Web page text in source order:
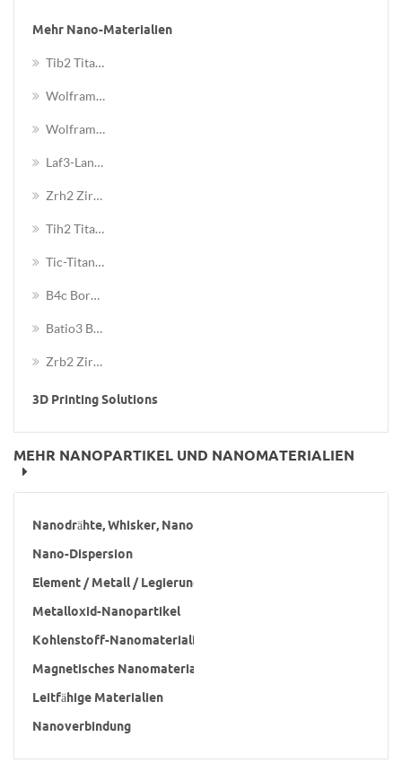
Mehr Nano-Materialien
Tib2 Titandiboridpulver
Wolframcarbid (wc) -Legierung Nanopulver
Wolframcarbid-Kobalt (WC-Co) -Legierungsnanopulver
Laf3-Lanthantrifluorid-Nanopulver
Zrh2 Zirkoniumhydridpulver
Tih2 Titanium Hydrid Pulver
Tic-Titancarbid-Nanopulver
B4c Borcarbid-Nanopulver
Batio3 Bariumtitanat Nanopulver
Zrb2 Zirkoniumdiboridpulver
3D Printing Solutions
MEHR NANOPARTIKEL UND NANOMATERIALIEN
Nanodrähte, Whisker, Nanorod Usw
Nano-Dispersion
Element / Metall / Legierung-Nanopartikel
Metalloxid-Nanopartikel
Kohlenstoff-Nanomaterialien
Magnetisches Nanomaterial
Leitfähige Materialien
Nanoverbindung